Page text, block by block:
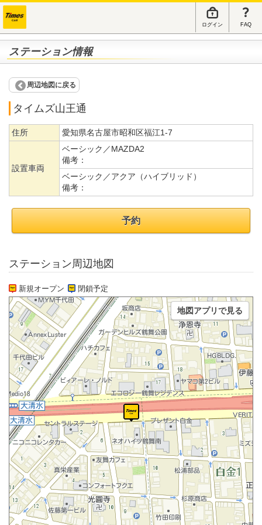
ログイン FAQ
ステーション情報
周辺地図に戻る
タイムズ山王通
住所 愛知県名古屋市昭和区福江1-7
設置車両
ベーシック／MAZDA2
備考：
ベーシック／アクア（ハイブリッド）
備考：
予約
ステーション周辺地図
新規オープン 閉鎖予定
地図アプリで見る